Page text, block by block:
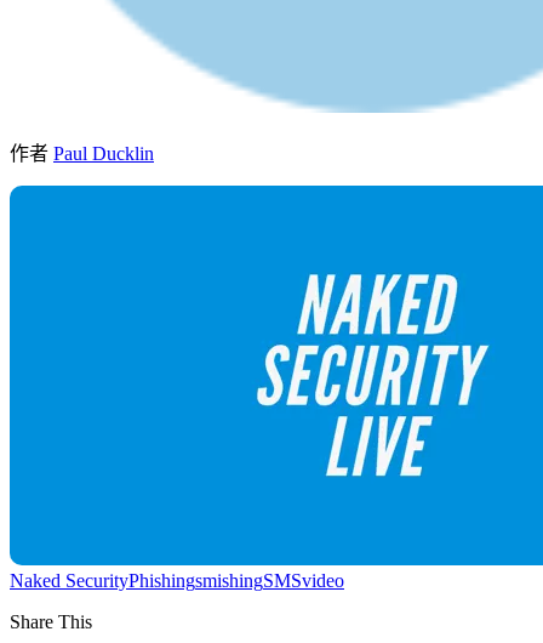
作者 Paul Ducklin
Naked SecurityPhishingsmishingSMSvideo
Share This